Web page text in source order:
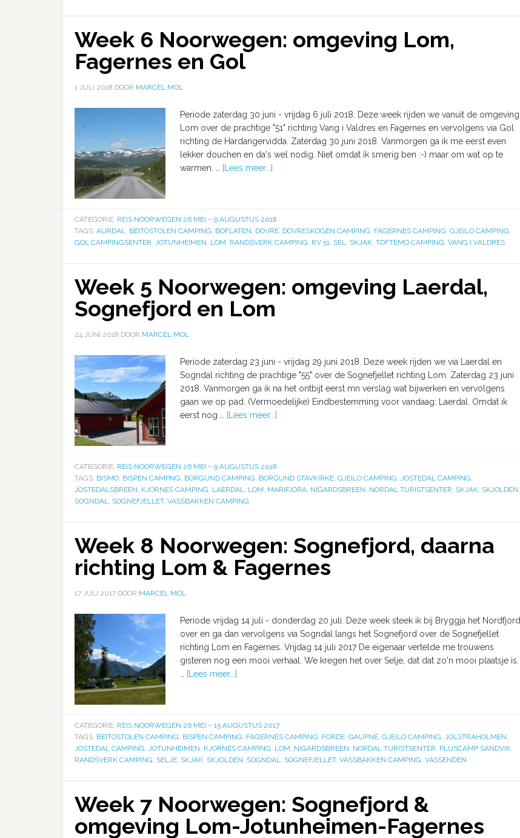
Week 6 Noorwegen: omgeving Lom,
Fagernes en Gol
1 JULI 2018 DOOR MARCEL MOL
Periode zaterdag 30 juni - vrijdag 6 juli 2018. Deze week rijden we vanuit de omgeving
Lom over de prachtige "51" richting Vang i Valdres en Fagernes en vervolgens via Gol
richting de Hardangervidda. Zaterdag 30 juni 2018. Vanmorgen ga ik me eerst even
lekker douchen en da's wel nodig. Niet omdat ik smerig ben :-) maar om wat op te
warmen. …
[Lees meer...]
CATEGORIE: REIS NOORWEGEN 26 MEI – 9 AUGUSTUS 2018
TAGS: AURDAL, BEITOSTOLEN CAMPING, BOFLATEN, DOVRE, DOVRESKOGEN CAMPING, FAGERNES CAMPING, GJEILO CAMPING,
GOL CAMPINGSENTER, JOTUNHEIMEN, LOM, RANDSVERK CAMPING, RV 51, SEL, SKJAK, TOFTEMO CAMPING, VANG I VALDRES
Week 5 Noorwegen: omgeving Laerdal,
Sognefjord en Lom
24 JUNI 2018 DOOR MARCEL MOL
Periode zaterdag 23 juni - vrijdag 29 juni 2018. Deze week rijden we via Laerdal en
Sogndal richting de prachtige "55" over de Sognefjellet richting Lom. Zaterdag 23 juni
2018. Vanmorgen ga ik na het ontbijt eerst mn verslag wat bijwerken en vervolgens
gaan we op pad. (Vermoedelijke) Eindbestemming voor vandaag: Laerdal. Omdat ik
eerst nog …
[Lees meer...]
CATEGORIE: REIS NOORWEGEN 26 MEI – 9 AUGUSTUS 2018
TAGS: BISMO, BISPEN CAMPNG, BORGUND CAMPING, BORGUND STAVKIRKE, GJEILO CAMPING, JOSTEDAL CAMPING,
JOSTEDALSBREEN, KJORNES CAMPING, LAERDAL, LOM, MARIFJORA, NIGARDSBREEN, NORDAL TURISTSENTER, SKJAK, SKJOLDEN,
SOGNDAL, SOGNEFJELLET, VASSBAKKEN CAMPING
Week 8 Noorwegen: Sognefjord, daarna
richting Lom & Fagernes
17 JULI 2017 DOOR MARCEL MOL
Periode vrijdag 14 juli - donderdag 20 juli. Deze week steek ik bij Bryggja het Nordfjord
over en ga dan vervolgens via Sogndal langs het Sognefjord over de Sognefjellet
richting Lom en Fagernes. Vrijdag 14 juli 2017 De eigenaar vertelde me trouwens
gisteren nog een mooi verhaal. We kregen het over Selje, dat dat zo'n mooi plaatsje is.
[Lees meer...]
CATEGORIE: REIS NOORWEGEN 26 MEI – 15 AUGUSTUS 2017
TAGS: BEITOSTOLEN CAMPING, BISPEN CAMPING, FAGERNES CAMPING, FORDE, GAUPNE, GJEILO CAMPING, JOLSTRAHOLMEN,
JOSTEDAL CAMPING, JOTUNHEIMEN, KJORNES CAMPING, LOM, NIGARDSBREEN, NORDAL TURISTSENTER, PLUSCAMP SANDVIK,
RANDSVERK CAMPING, SELJE, SKJAK, SKJOLDEN, SOGNDAL, SOGNEFJELLET, VASSBAKKEN CAMPING, VASSENDEN
Week 7 Noorwegen: Sognefjord &
omgeving Lom-Jotunheimen-Fagernes